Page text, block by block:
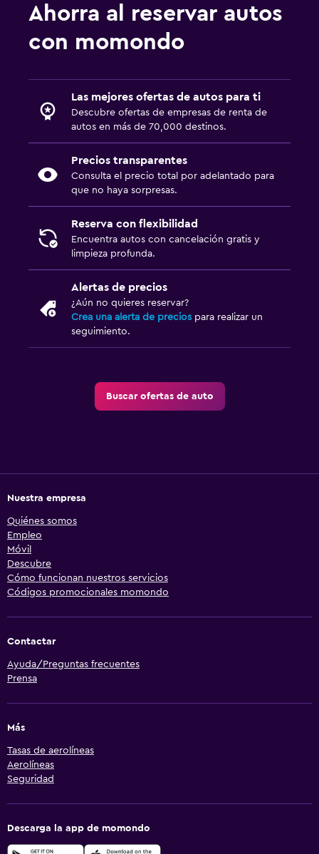
Ahorra al reservar autos
con momondo
Las mejores ofertas de autos para ti
Descubre ofertas de empresas de renta de
autos en más de 70,000 destinos.
Precios transparentes
Consulta el precio total por adelantado para
que no haya sorpresas.
Reserva con flexibilidad
Encuentra autos con cancelación gratis y
limpieza profunda.
Alertas de precios
¿Aún no quieres reservar?
Crea una alerta de precios para realizar un
seguimiento.
Buscar ofertas de auto
Nuestra empresa
Quiénes somos
Empleo
Móvil
Descubre
Cómo funcionan nuestros servicios
Códigos promocionales momondo
Contactar
Ayuda/Preguntas frecuentes
Prensa
Más
Tasas de aerolíneas
Aerolíneas
Seguridad
Descarga la app de momondo